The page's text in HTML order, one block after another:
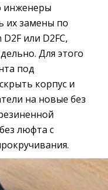
инженеры
их замены по
или D2FC,
Для этого
под
корпус и
на новые без
люфта с